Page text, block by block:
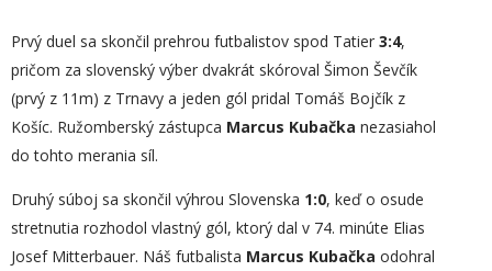
Prvý duel sa skončil prehrou futbalistov spod Tatier 3:4,
pričom za slovenský výber dvakrát skóroval Šimon Ševčík
(prvý z 11m) z Trnavy a jeden gól pridal Tomáš Bojčík z
Košíc. Ružomberský zástupca Marcus Kubačka nezasiahol
do tohto merania síl.
Druhý súboj sa skončil výhrou Slovenska 1:0, keď o osude
stretnutia rozhodol vlastný gól, ktorý dal v 74. minúte Elias
Josef Mitterbauer. Náš futbalista Marcus Kubačka odohral